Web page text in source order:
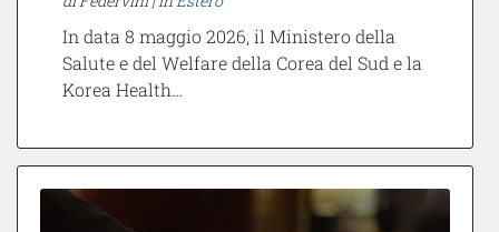
In data 8 maggio 2026, il Ministero della
Salute e del Welfare della Corea del Sud e la
Korea Health…